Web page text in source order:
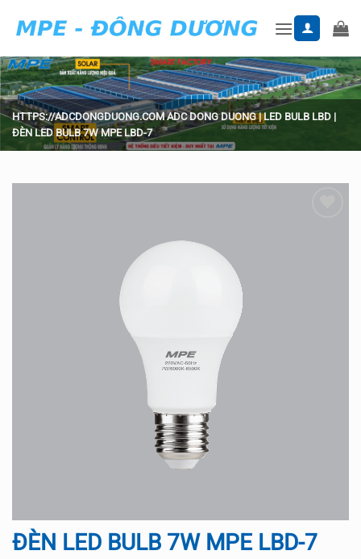
HTTPS://ADCDONGDUONG.COM ADC DONG DUONG|LED BULB LBD |
ĐÈN LED BULB 7W MPE LBD-7
ĐÈN LED BULB 7W MPE LBD-7